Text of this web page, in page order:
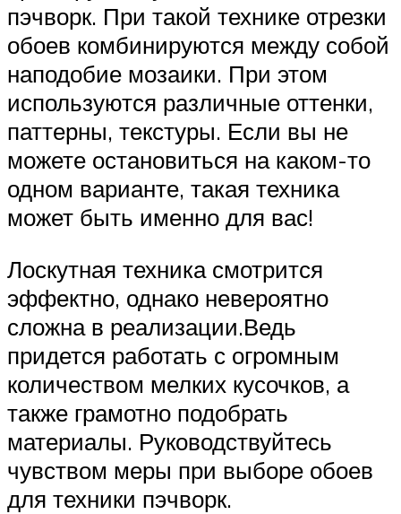
пэчворк. При такой технике отрезки
обоев комбинируются между собой
наподобие мозаики. При этом
используются различные оттенки,
паттерны, текстуры. Если вы не
можете остановиться на каком-то
одном варианте, такая техника
может быть именно для вас!
Лоскутная техника смотрится
эффектно, однако невероятно
сложна в реализации.Ведь
придется работать с огромным
количеством мелких кусочков, а
также грамотно подобрать
материалы. Руководствуйтесь
чувством меры при выборе обоев
для техники пэчворк.